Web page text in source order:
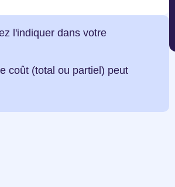
l'indiquer dans votre
coût (total ou partiel) peut